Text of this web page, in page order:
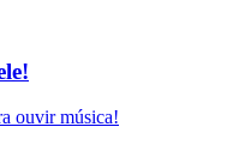
ouvir música!